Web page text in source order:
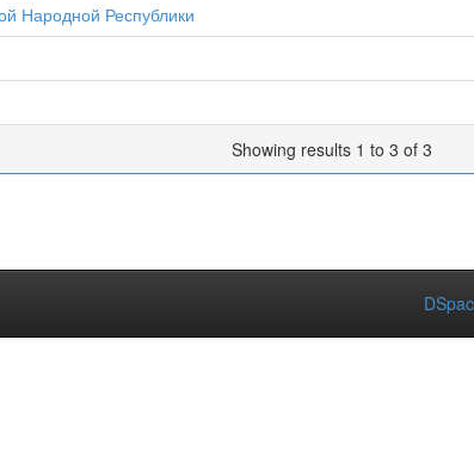
Народной Республики
Showing results 1 to 3 of 3